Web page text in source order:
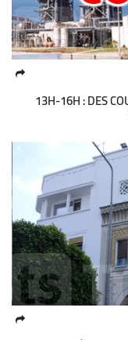
13H-16H : DES